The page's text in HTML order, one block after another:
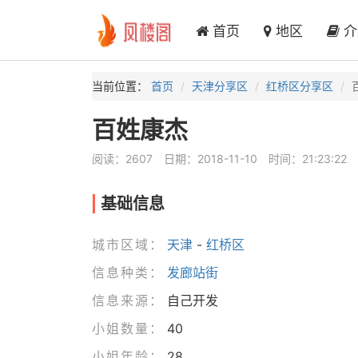
首页 地区 介
当前位置： 首页 天津分享区 红桥区分享区
百姓康杰
阅读：2607 日期：2018-11-10 时间：21:23:22
基础信息
城市区域： 天津- 红桥区
信息种类：
发廊站街
信息来源：
自己开发
小姐数量：
40